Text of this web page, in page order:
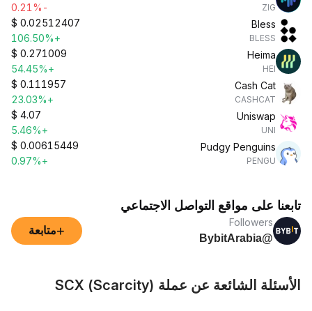
ZIG
-0.21%
Bless
BLESS
$ 0.02512407
+106.50%
Heima
HEI
$ 0.271009
+54.45%
Cash Cat
CASHCAT
$ 0.111957
+23.03%
Uniswap
UNI
$ 4.07
+5.46%
Pudgy Penguins
PENGU
$ 0.00615449
+0.97%
تابعنا على مواقع التواصل الاجتماعي
Followers
@BybitArabia
+متابعة
الأسئلة الشائعة عن عملة SCX (Scarcity)